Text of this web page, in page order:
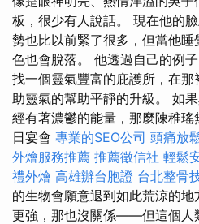
板，很少有人說話。 現在他的
勢也比以前緊了很多，但當他
色也會脫落。 他透過自己的例
找一個靈氣豐富的庇護所，在
助靈氣的幫助平靜的升級。 如
經有著濃鬱的能量，那麼陳稚
日宴會 專業的SEO公司 頭痛放
外燴服務推薦 推薦徵信社 輕鬆
禮外燴 高雄辦台胞證 台北整骨
的生物會願意退到如此荒涼的地
更強，那也沒關係——但這個人